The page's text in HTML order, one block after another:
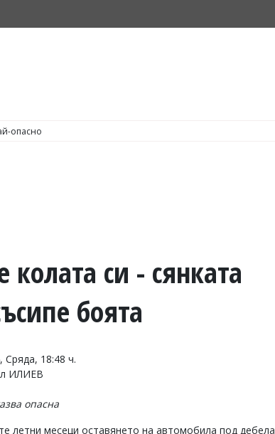
на цигари
си - сянката
боята
, Сряда, 18:48 ч.
ИЛИЕВ
опасна
летни месеци оставянето на автомобила под дебела